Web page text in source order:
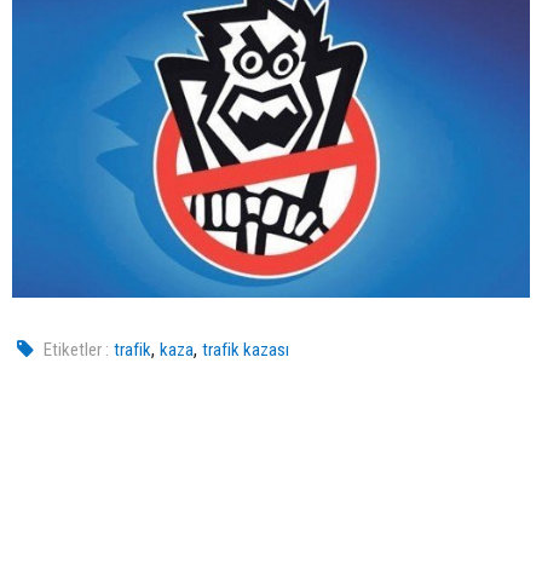
Etiketler : trafik,kaza,trafik kazası